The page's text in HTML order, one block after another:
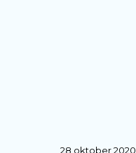
28 oktober 2020